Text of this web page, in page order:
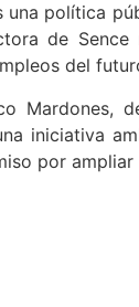
una política
de
del
Mardones,
iniciativa
por ampliar